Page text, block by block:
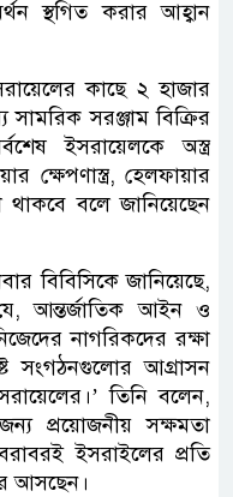
স্থগিত করার আহ্বান
কাছে ২ হাজার
সরঞ্জাম বিক্রির
ইসরায়েলকে অস্ত্র
ক্ষেপণাস্ত্র, হেলফায়ার
থাকবে বলে জানিয়েছেন
বিবিসিকে জানিয়েছে,
যে, আন্তর্জাতিক আইন ও
নাগরিকদের রক্ষা
সংগঠনগুলোর আগ্রাসন
তিনি বলেন,
প্রয়োজনীয় সক্ষমতা
ইসরাইলের প্রতি
আসছেন।